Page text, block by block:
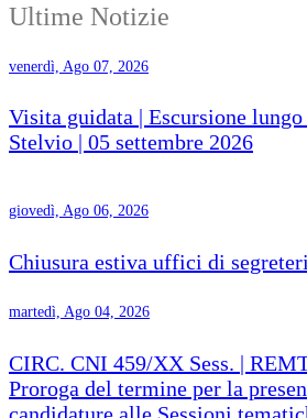
Ultime Notizie
venerdì, Ago 07, 2026
Visita guidata | Escursione
Stelvio | 05 settembre 2026
giovedì, Ago 06, 2026
Chiusura estiva uffici di
martedì, Ago 04, 2026
CIRC. CNI 459/XX Sess. |
Proroga del termine per la